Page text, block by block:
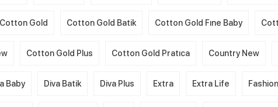
Cotton Gold Cotton Gold Batik Cotton Gold Fıne Baby
Cotton Gold Plus Cotton Gold Pratıca Country New
Baby Diva Batik Diva Plus Extra Extra Life